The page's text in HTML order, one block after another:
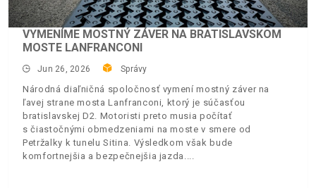
VYMENÍME MOSTNÝ ZÁVER NA BRATISLAVSKOM
MOSTE LANFRANCONI
Jun 26, 2026 Správy
Národná diaľničná spoločnosť vymení mostný záver na
ľavej strane mosta Lanfranconi, ktorý je súčasťou
bratislavskej D2. Motoristi preto musia počítať
s čiastočnými obmedzeniami na moste v smere od
Petržalky k tunelu Sitina. Výsledkom však bude
komfortnejšia a bezpečnejšia jazda.